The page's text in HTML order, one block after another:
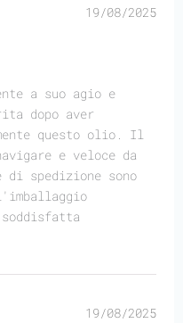
19/08/2025
a suo agio e
dopo aver
questo olio. Il
e veloce da
di spedizione sono
19/08/2025